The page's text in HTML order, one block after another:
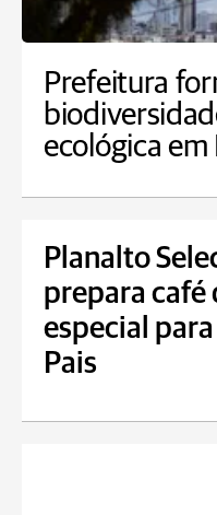
Prefeitura
ecológica em
Planalto
prepara café
especial
Pais